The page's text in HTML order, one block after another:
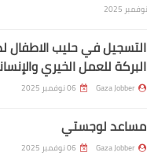
التسجيل في حليب
البركة للعمل الخيري
Gaza Jobber 06 نوفمبر 2025
مساعد لوجستي
Gaza Jobber 06 نوفمبر 2025